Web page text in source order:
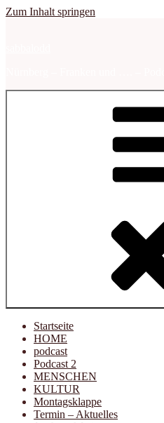
Zum Inhalt springen
Startseite
HOME
podcast
Podcast 2
MENSCHEN
KULTUR
Montagsklappe
Termin – Aktuelles